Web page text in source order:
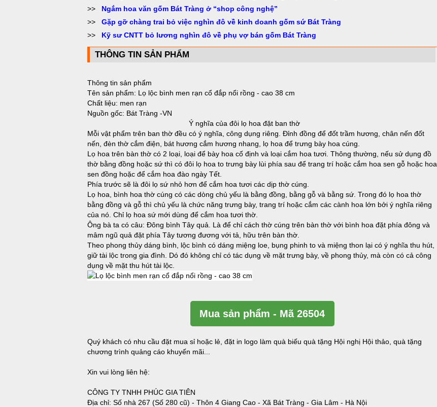
>> Ngắm hoa văn gốm Bát Tràng ở “shop công nghệ”
>> Gặp gỡ chàng trai bỏ việc nghìn đô về kinh doanh gốm sứ Bát Tràng
>> Kỹ sư CNTT bỏ lương nghìn đô về phụ vợ bán gốm Bát Tràng
THÔNG TIN SẢN PHẨM
Thông tin sản phẩm
Tên sản phẩm: Lọ lộc bình men rạn cổ đắp nổi rồng - cao 38 cm
Chất liệu: men rạn
Nguồn gốc: Bát Tràng -VN
Ý nghĩa của đôi lọ hoa đặt ban thờ
Mỗi vật phẩm trên ban thờ đều có ý nghĩa, công dụng riêng. Đỉnh đồng để đốt trầm hương, chân nến đốt
nến, đèn thờ cắm điện, bát hương cắm hương nhang, lọ hoa để trưng bày hoa cúng.
Lọ hoa trên bàn thờ có 2 loại, loại để bày hoa cố định và loại cắm hoa tươi. Thông thường, nếu sử dụng đồ
thờ bằng đồng hoặc sứ thì có đôi lọ hoa to trưng bày lùi phía sau để trang trí hoặc cắm hoa sen gỗ hoặc hoa
sen đồng hoặc để cắm hoa đào ngày Tết.
Phía trước sẽ là đôi lọ sứ nhỏ hơn để cắm hoa tươi các dịp thờ cúng.
Lọ hoa, bình hoa thờ cúng có các dòng chủ yếu là bằng đồng, bằng gỗ và bằng sứ. Trong đó lọ hoa thờ
bằng đồng và gỗ thì chủ yếu là chức năng trưng bày, trang trí hoặc cắm các cành hoa lớn bởi ý nghĩa riêng
của nó. Chỉ lọ hoa sứ mới dùng để cắm hoa tươi thờ.
Ông bà ta có câu: Đông bình Tây quả. Là để chỉ cách thờ cúng trên bàn thờ với bình hoa đặt phía đông và
mâm ngũ quả đặt phía Tây tương đương với tả, hữu trên bàn thờ.
Theo phong thủy dáng bình, lộc bình có dáng miệng loe, bụng phinh to và miệng thon lại có ý nghĩa thu hút,
giữ tài lộc trong gia đình. Dó đó không chỉ có tác dụng về mặt trưng bày, về phong thủy, mà còn có cả công
dụng về mặt thu hút tài lộc.
Mua sản phẩm - Mã 26504
Quý khách có nhu cầu đặt mua sỉ hoặc lẻ, đặt in logo làm quà biếu quà tặng Hội nghị Hội thảo, quà tặng
chương trình quảng cáo khuyến mãi...
Xin vui lòng liên hệ:
CÔNG TY TNHH PHÚC GIA TIÊN
Địa chỉ: Số nhà 267 (Số 280 cũ) - Thôn 4 Giang Cao - Xã Bát Tràng - Gia Lâm - Hà Nội